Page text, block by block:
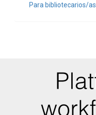
Para bibliotecarios/as